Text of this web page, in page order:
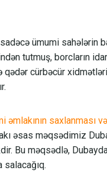
ümumi sahələrin
tutmuş, borcların
cürbəcür
əmlakının saxlanması
əsas məqsədimiz
Bu məqsədlə,
salacağıq.